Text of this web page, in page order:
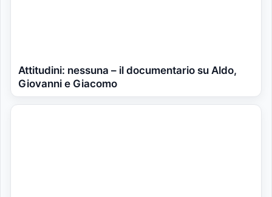
Attitudini: nessuna – il documentario su Aldo,
Giovanni e Giacomo